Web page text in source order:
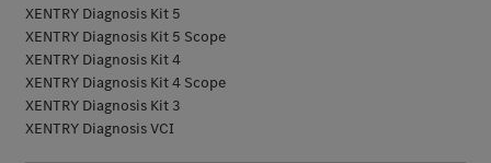
XENTRY Diagnosis Kit 5
XENTRY Diagnosis Kit 5 Scope
XENTRY Diagnosis Kit 4
XENTRY Diagnosis Kit 4 Scope
XENTRY Diagnosis Kit 3
XENTRY Diagnosis VCI